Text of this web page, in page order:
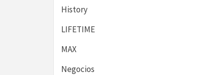
History
LIFETIME
MAX
Negocios